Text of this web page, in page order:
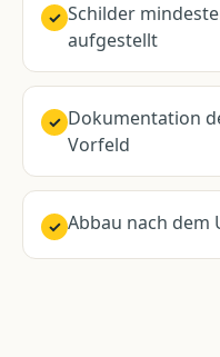
✓ Schilder
aufgestellt
✓ Dokumentation
Vorfeld
✓ Abbau nach dem